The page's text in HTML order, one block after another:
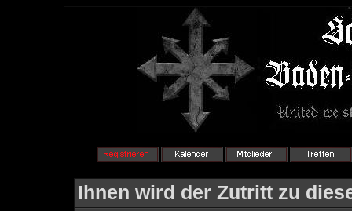
Ihnen wird der Zutritt zu